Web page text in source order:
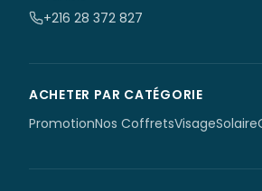
+216 28 372 827
ACHETER PAR CATÉGORIE
PromotionNos CoffretsVisageSolaire